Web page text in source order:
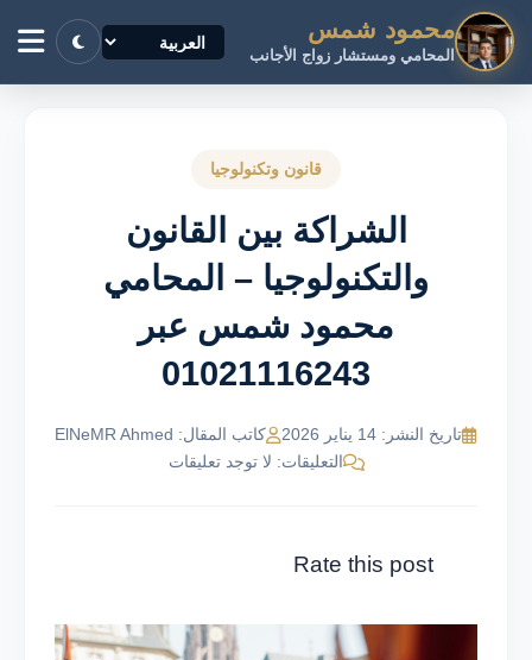
محمود شمس
المحامي ومستشار زواج الأجانب
قانون وتكنولوجيا
الشراكة بين القانون
والتكنولوجيا – المحامي
محمود شمس عبر
01021116243
تاريخ النشر: 14 يناير 2026
كاتب المقال: ElNeMR Ahmed
التعليقات: لا توجد تعليقات
Rate this post